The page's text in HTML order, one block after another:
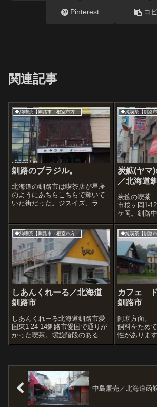
Pinterest コ
関連記事
◆純喫茶【釧路市・根室市方面】
釧路のブラジル。
北海道の釧路市は喫茶店が星座
のようにあちらこちらで輝いて
いた街だった。ジスイズ、ライ
ぎ、すっから館、アピアラン
ス、スター、等々いたるところ
に喫茶店、しかもそれぞれ秀逸
な個性を放っていた...
炭鉱(ヤ
／北海道
炭鉱の喫茶
市桜ヶ岡1-
ケ岡。釧路
離れたエリ
かさは健在
ますね。こ
理由があり
茶店で伺う
赤いテン...
しあんくれーる／北海道
釧路市
しあんくれーる北海道釧路市愛
国東1-24-14釧路市愛国で通りが
かった喫茶。螺旋階段のある集
合住宅の一階にありました。な
くは普段マンガみないんです
が、サ店に「俺の空」や「サラ
リーマン金...
カフェ
釧路市
阿寒方面
飼料をため
性がありま
とカフェ ド
３-２７)と
中島廉売／北海道函